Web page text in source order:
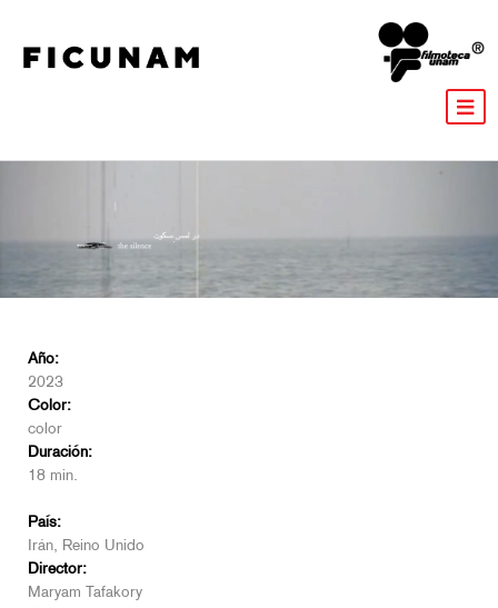
Año:
2023
Color:
color
Duración:
18 min.
País:
Irán, Reino Unido
Director:
Maryam Tafakory